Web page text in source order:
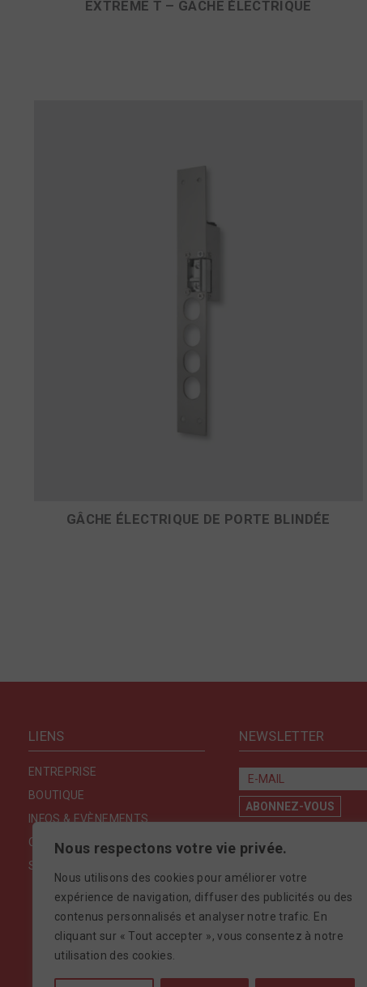
Nous respectons votre vie privée.
Nous utilisons des cookies pour améliorer votre
expérience de navigation, diffuser des publicités ou des
contenus personnalisés et analyser notre trafic. En
cliquant sur « Tout accepter », vous consentez à notre
utilisation des cookies.
EXTREME T – GÂCHE ÉLECTRIQUE
GÂCHE ÉLECTRIQUE DE PORTE BLINDÉE
LIENS
ENTREPRISE
BOUTIQUE
INFOS & EVÈNEMENTS
CONTACT
SÉCURITÉ & CONFIDENTIALITÉ
NEWSLETTER